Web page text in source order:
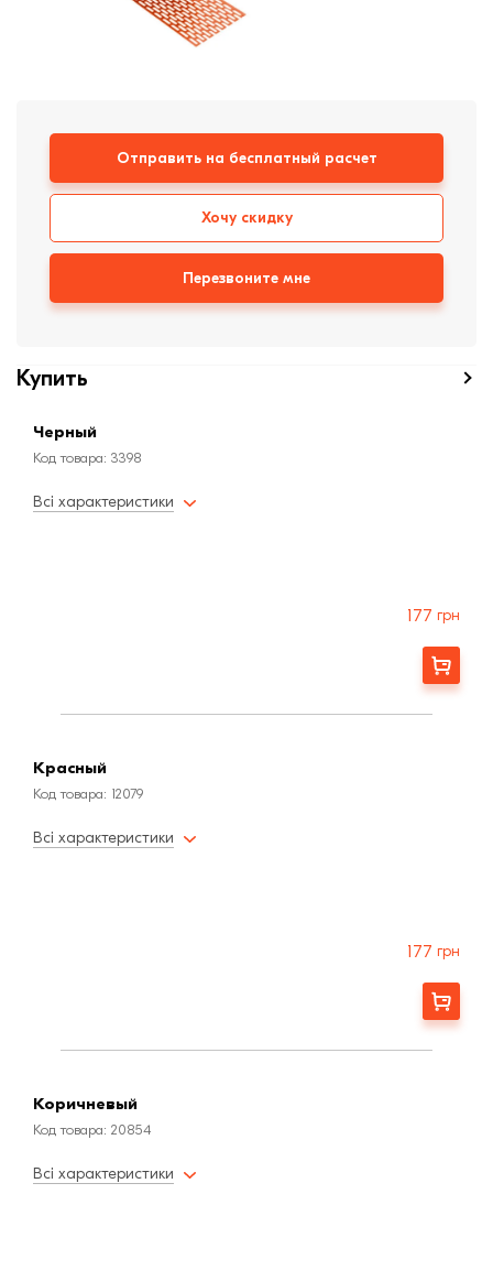
Клинкерная плитка
Отправить на бесплатный расчет
Хочу скидку
Перезвоните мне
Купить
Черный
Код товара: 3398
Всі характеристики
177 грн
Заказать
Красный
Код товара: 12079
Всі характеристики
177 грн
Заказать
Коричневый
Код товара: 20854
Всі характеристики